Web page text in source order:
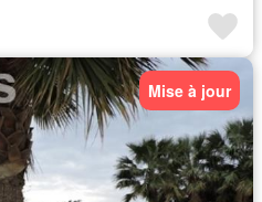
Mise à jour